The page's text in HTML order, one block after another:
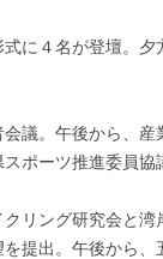
に４名が登壇。夕
議。午後から、産
ポーツ推進委員協
リング研究会と湾
提出。午後から、